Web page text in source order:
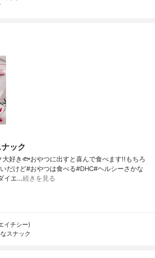
ック
大好き🐟おやつに出すと喜んで食べます!!もちろ
だけど#おやつは食べる#DHC#ヘルシーさかな
イエ…続きを見る
イチシー)
スナック